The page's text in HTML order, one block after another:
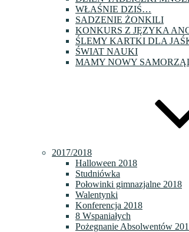
WŁAŚNIE DZIŚ…
SADZENIE ŻONKILI
KONKURS Z JĘZYKA
ŚLEMY KARTKI DLA
ŚWIAT NAUKI
MAMY NOWY
2017/2018
Halloween 2018
Studniówka
Połowinki gimnazjalne 2018
Walentynki
Konferencja 2018
8 Wspaniałych
Pożegnanie Absolwentów